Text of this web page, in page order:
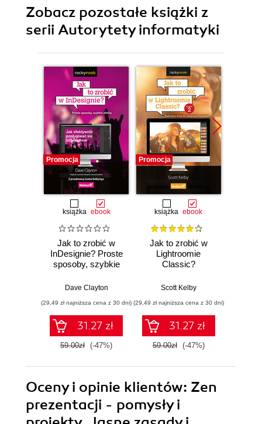
Zobacz pozostałe książki z
serii Autorytety informatyki
Promocja
książka ebook
Jak to zrobić w
InDesignie? Proste
sposoby, szybkie
Dave Clayton
(29,49 zł najniższa cena z 30 dni)
31.27 zł
59.00zł (-47%)
Promocja
książka ebook
Jak to zrobić w
Lightroomie
Classic?
najlepszych
Wydanie II
Scott Kelby
(29,49 zł najniższa cena z 30 dni)
31.27 zł
59.00zł (-47%)
Oceny i opinie klientów: Zen
prezentacji - pomysły i